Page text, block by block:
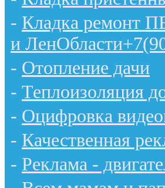
- Кладка ремонт
и
- Отопление дачи
- Теплоизоляция
- Оцифровка
- Качественная
- Реклама -